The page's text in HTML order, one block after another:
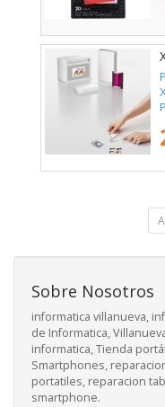
Sobre Nosotros
informatica villanueva,
de Informatica,
informatica, Tienda
Smartphones,
portatiles, reparacion
smartphone.